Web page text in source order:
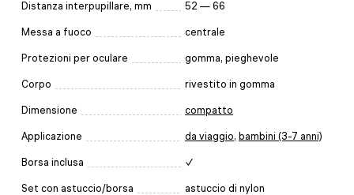
Distanza interpupillare, mm 52 — 66
Messa a fuoco centrale
Protezioni per oculare gomma, pieghevole
Corpo rivestito in gomma
Dimensione compatto
Applicazione da viaggio, bambini (3-7 anni)
Borsa inclusa ✓
Set con astuccio/borsa astuccio di nylon